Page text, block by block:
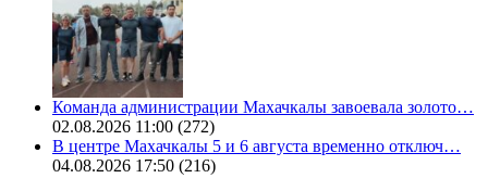
Команда администрации Махачкалы завоевала золото…
02.08.2026 11:00 (272)
В центре Махачкалы 5 и 6 августа временно отключ…
04.08.2026 17:50 (216)